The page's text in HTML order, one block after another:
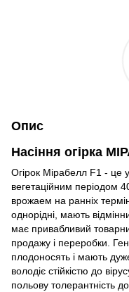
Опис
Насіння огірка
Огірок Мірабелл F1 - це
вегетаційним періодом
врожаем на ранніх
однорідні, мають
має привабливий
продажу і переробки.
плодоносять і мають
володіє стійкістю до
польову толерантність